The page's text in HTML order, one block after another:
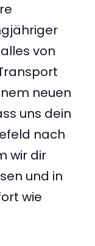
von
neuen
uns dein
nach
wir dir
und in
wie